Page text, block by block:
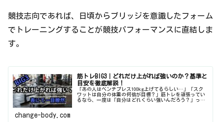
競技志向であれば、日頃からブリッジを意識したフォーム
でトレーニングすることが競技パフォーマンスに直結しま
す。
筋トレBIG3｜どれだけ上がれば強いのか？基準と
目安を徹底解説！
「あの人はベンチプレス100kg上げてるらしい…」「スク
ワットは自分の体重の何倍が目標？」筋トレを頑張ってい
るなら、一度は「自分はどれくらい強いんだろう？」って
change-body.com